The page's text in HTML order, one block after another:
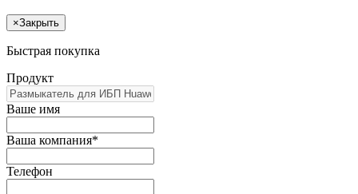
×Закрыть
Быстрая покупка
Продукт
Ваше имя
Ваша компания*
Телефон